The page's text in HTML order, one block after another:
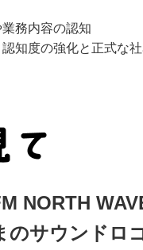
務内容の認知
知度の強化と正式な
NORTH
のサウンドロ